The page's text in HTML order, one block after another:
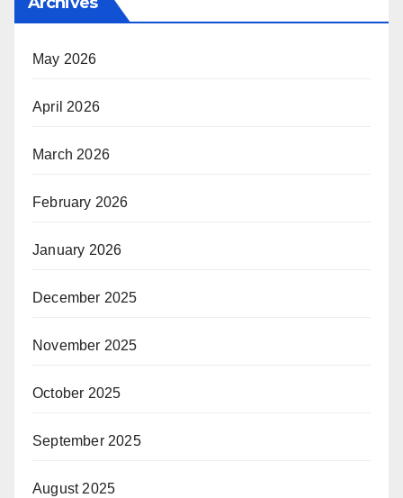
May 2026
April 2026
March 2026
February 2026
January 2026
December 2025
November 2025
October 2025
September 2025
August 2025